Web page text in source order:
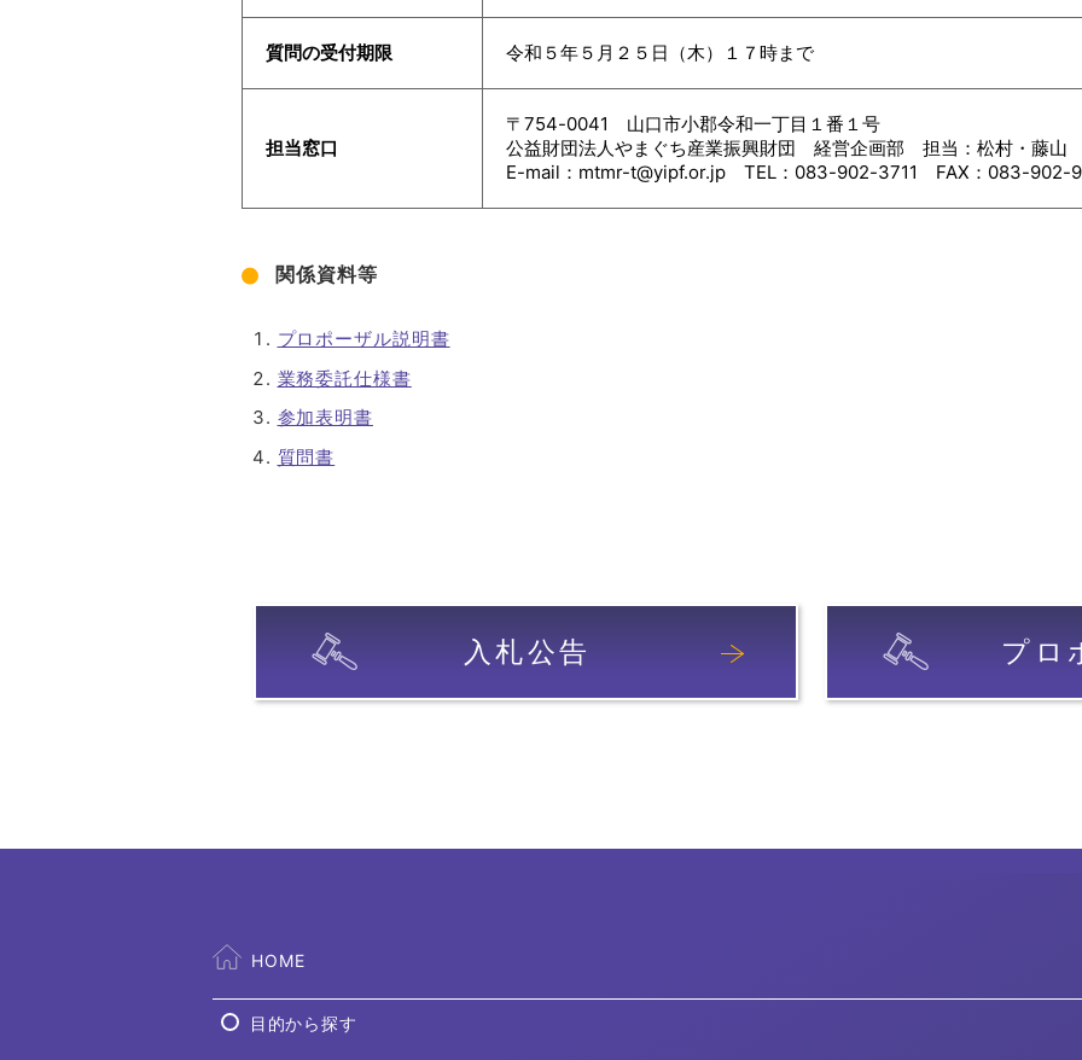
質問の受付期限 令和５年５月２５日（木）１７時まで
担当窓口
〒754-0041 山口市小郡令和一丁目１番１号
公益財団法人やまぐち産業振興財団 経営企画部 担当：松村・藤山
E-mail：mtmr-t@yipf.or.jp TEL：083-902-3711 FAX：083-902-
関係資料等
プロポーザル説明書
業務委託仕様書
参加表明書
質問書
入札公告 プロ
HOME
目的から探す